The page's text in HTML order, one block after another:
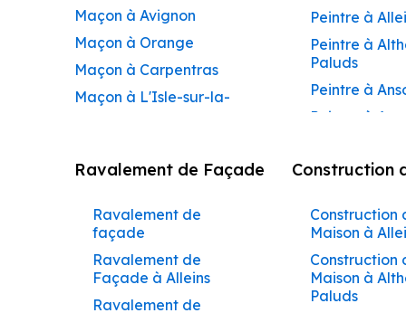
Maçon à Avignon
Maçon à Orange
Maçon à Carpentras
Maçon à L'Isle-sur-la-
Maçon à Pertuis
Maçon à Le Pontet
Maçon à Vaison-la-
Romaine
Maçon à Bollène
Peintre à
Peintre à
Paluds
Peintre à
Peintre à Apt
Peintre à
Peintre à
Peintre à
de-Pertuis
Peintre à
Ravalement de Façade
Ravalement de
façade
Ravalement de
Façade à Alleins
Ravalement de
Construction
Construction
Maison à
Construction
Maison à
Paluds